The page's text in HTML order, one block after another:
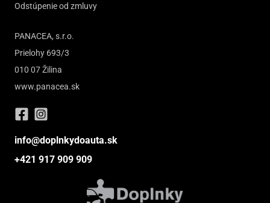
Odstúpenie od zmluvy
PANACEA, s.r.o.
Prielohy 693/3
010 07 Žilina
www.panacea.sk
info@doplnkydoauta.sk
+421 917 909 909